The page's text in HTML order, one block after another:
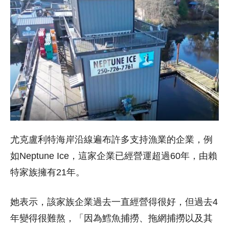
尤克盧利特海岸沿線遍布許多支持漁業的企業，例
如Neptune Ice，這家企業已經營運超過60年，由賴
特家族擁有21年。
她表示，該家族企業過去一直經營得很好，但過去4
年變得很難熬，「因為鱈魚捕撈、拖網捕撈以及其